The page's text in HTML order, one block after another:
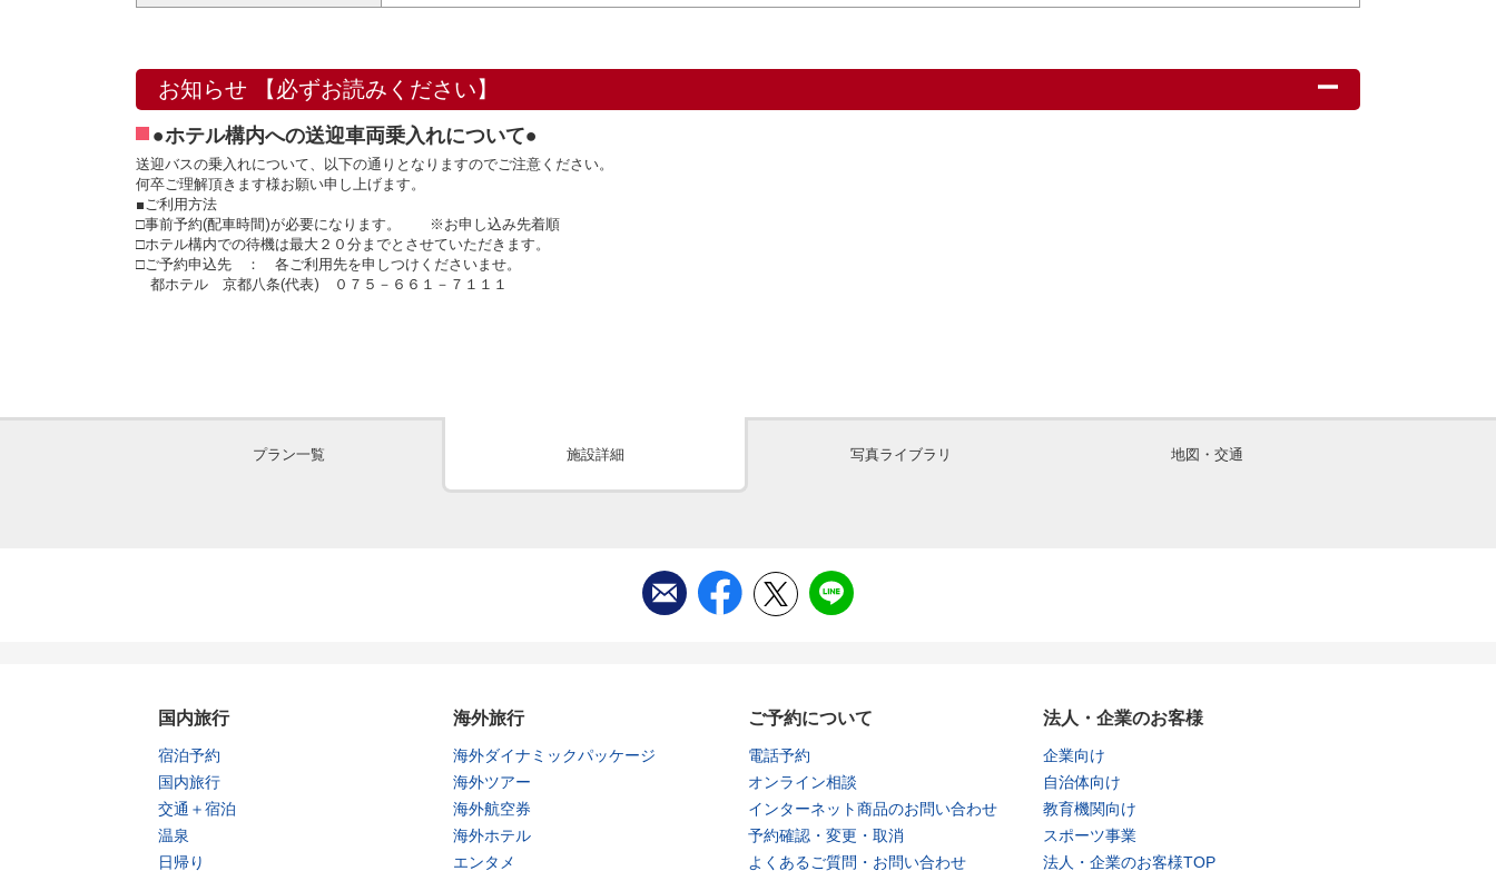
お知らせ 【必ずお読みください】
●ホテル構内への送迎車両乗入れについて●
送迎バスの乗入れについて、以下の通りとなりますのでご注意ください。
何卒ご理解頂きます様お願い申し上げます。
■ご利用方法
□事前予約(配車時間)が必要になります。 ※お申し込み先着順
□ホテル構内での待機は最大２０分までとさせていただきます。
□ご予約申込先 ： 各ご利用先を申しつけくださいませ。
都ホテル 京都八条(代表) ０７５－６６１－７１１１
プラン一覧 施設詳細 写真ライブラリ 地図・交通
国内旅行
宿泊予約
国内旅行
交通＋宿泊
温泉
日帰り
海外旅行
海外ダイナミックパッケージ
海外ツアー
海外航空券
海外ホテル
エンタメ
ご予約について
電話予約
オンライン相談
インターネット商品のお問い合わせ
予約確認・変更・取消
よくあるご質問・お問い合わせ
法人・企業のお客様
企業向け
自治体向け
教育機関向け
スポーツ事業
法人・企業のお客様TOP